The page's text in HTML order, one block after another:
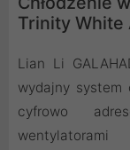
Trinity White
Lian Li
wydajny system
cyfrowo